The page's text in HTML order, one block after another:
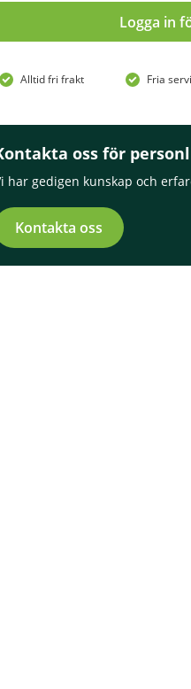
Logga in
Alltid fri frakt Fria
oss för
har gedigen kunskap och
Kontakta oss